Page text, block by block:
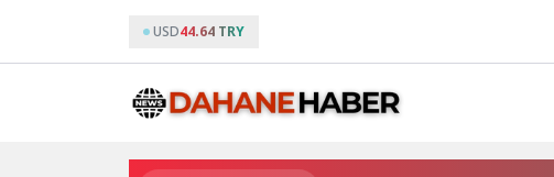
USD44.64 TRY